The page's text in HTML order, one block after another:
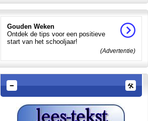
Gouden Weken
Ontdek de tips voor een positieve
start van het schooljaar!
(Advertentie)